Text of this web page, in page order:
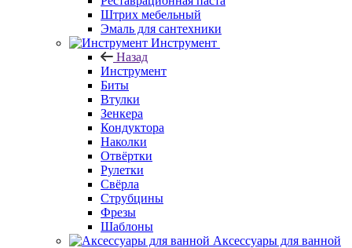
Штрих мебельный
Эмаль для сантехники
Инструмент
Назад
Инструмент
Биты
Втулки
Зенкера
Кондуктора
Наколки
Отвёртки
Рулетки
Свёрла
Струбцины
Фрезы
Шаблоны
Аксессуары для ванной